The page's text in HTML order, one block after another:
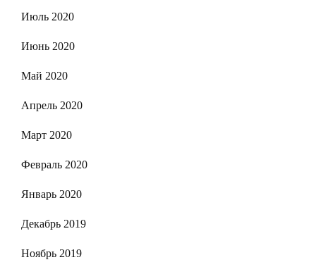
Июль 2020
Июнь 2020
Май 2020
Апрель 2020
Март 2020
Февраль 2020
Январь 2020
Декабрь 2019
Ноябрь 2019